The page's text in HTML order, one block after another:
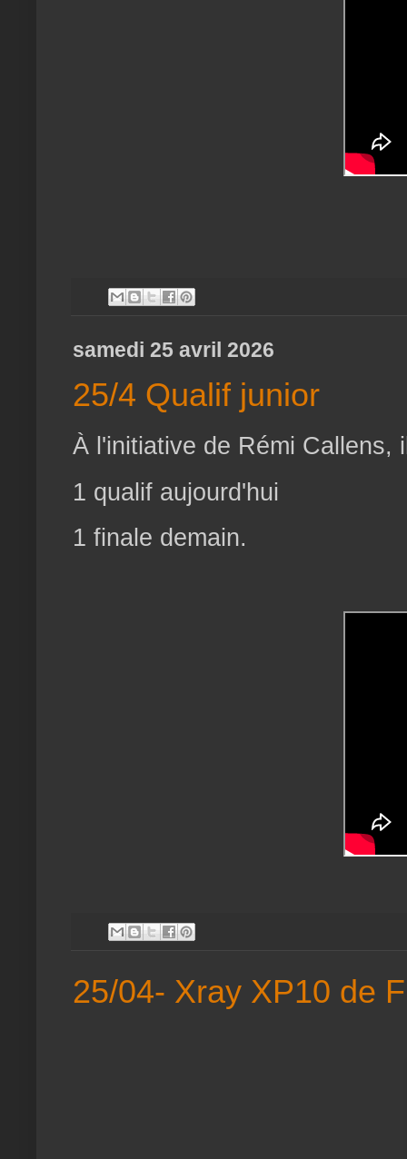
samedi 25 avril 2026
25/4 Qualif junior
À l'initiative de Rémi
1 qualif aujourd'hui
1 finale demain.
25/04- Xray XP10 de